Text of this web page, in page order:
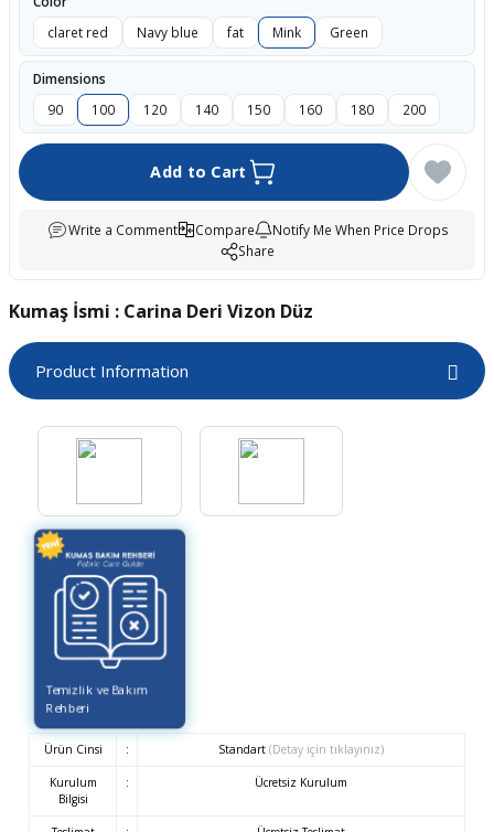
claret red
Navy blue fat Mink Green
Dimensions
90
100 120 140 150 160 180 200
Add to Cart
Write a Comment Compare
Notify Me When Price Drops
Share
Kumaş İsmi : Carina Deri Vizon Düz
Product Information
Temizlik ve Bakım
Rehberi
Ürün Cinsi : Standart (Detay için tıklayınız)
Kurulum
Bilgisi
: Ücretsiz Kurulum